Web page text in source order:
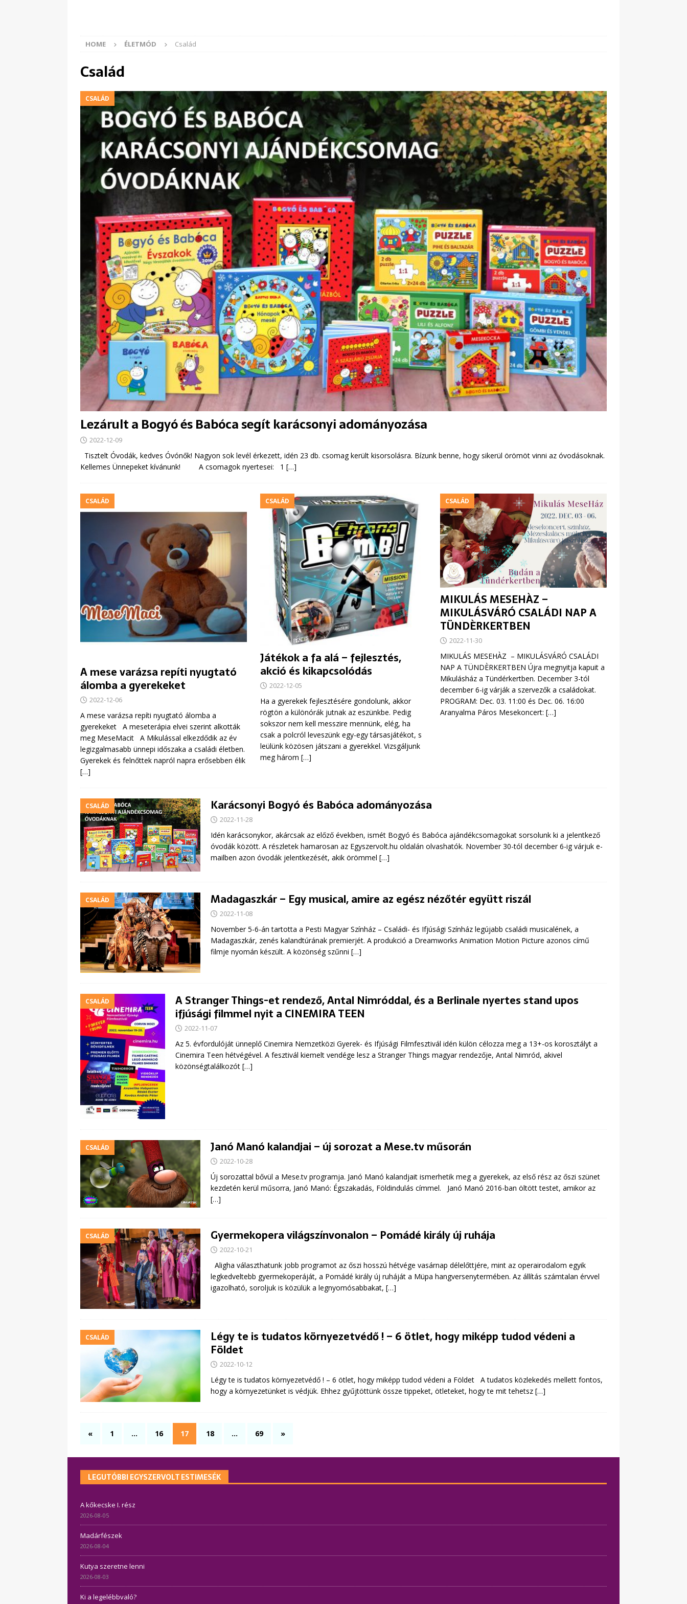
HOME ÉLETMÓD Család
Család
CSALÁD
Lezárult a Bogyó és Babóca segít karácsonyi adományozása
2022-12-09
Tisztelt Óvodák, kedves Óvónők! Nagyon sok levél érkezett, idén 23 db. csomag került kisorsolásra. Bízunk benne, hogy sikerül örömöt vinni az óvodásoknak.
Kellemes Ünnepeket kívánunk! A csomagok nyertesei: 1 […]
CSALÁD
A mese varázsa repíti nyugtató
álomba a gyerekeket
2022-12-06
A mese varázsa repíti nyugtató álomba a
gyerekeket A meseterápia elvei szerint alkották
meg MeseMacit A Mikulással elkezdődik az év
legizgalmasabb ünnepi időszaka a családi életben.
Gyerekek és felnőttek napról napra erősebben élik
[…]
CSALÁD
Játékok a fa alá – fejlesztés,
akció és kikapcsolódás
2022-12-05
Ha a gyerekek fejlesztésére gondolunk, akkor
rögtön a különórák jutnak az eszünkbe. Pedig
sokszor nem kell messzire mennünk, elég, ha
csak a polcról leveszünk egy-egy társasjátékot, s
leülünk közösen játszani a gyerekkel. Vizsgáljunk
meg három […]
CSALÁD
MIKULÁS MESEHÀZ –
MIKULÁSVÁRÓ CSALÁDI NAP A
TÜNDÈRKERTBEN
2022-11-30
MIKULÁS MESEHÀZ – MIKULÁSVÁRÓ CSALÁDI
NAP A TÜNDÈRKERTBEN Újra megnyitja kapuit a
Mikulásház a Tündérkertben. December 3-tól
december 6-ig várják a szervezők a családokat.
PROGRAM: Dec. 03. 11:00 és Dec. 06. 16:00
Aranyalma Páros Mesekoncert: […]
CSALÁD Karácsonyi Bogyó és Babóca adományozása
2022-11-28
Idén karácsonykor, akárcsak az előző években, ismét Bogyó és Babóca ajándékcsomagokat sorsolunk ki a jelentkező
óvodák között. A részletek hamarosan az Egyszervolt.hu oldalán olvashatók. November 30-tól december 6-ig várjuk e-
mailben azon óvodák jelentkezését, akik örömmel […]
CSALÁD Madagaszkár – Egy musical, amire az egész nézőtér együtt riszál
2022-11-08
November 5-6-án tartotta a Pesti Magyar Színház – Családi- és Ifjúsági Színház legújabb családi musicalének, a
Madagaszkár, zenés kalandtúrának premierjét. A produkció a Dreamworks Animation Motion Picture azonos című
filmje nyomán készült. A közönség szűnni […]
CSALÁD
A Stranger Things-et rendező, Antal Nimróddal, és a Berlinale nyertes stand upos
ifjúsági filmmel nyit a CINEMIRA TEEN
2022-11-07
Az 5. évfordulóját ünneplő Cinemira Nemzetközi Gyerek- és Ifjúsági Filmfesztivál idén külön célozza meg a 13+-os korosztályt a
Cinemira Teen hétvégével. A fesztivál kiemelt vendége lesz a Stranger Things magyar rendezője, Antal Nimród, akivel
közönségtalálkozót […]
CSALÁD Janó Manó kalandjai – új sorozat a Mese.tv műsorán
2022-10-28
Új sorozattal bővül a Mese.tv programja. Janó Manó kalandjait ismerhetik meg a gyerekek, az első rész az őszi szünet
kezdetén kerül műsorra, Janó Manó: Égszakadás, Földindulás címmel. Janó Manó 2016-ban öltött testet, amikor az
[…]
CSALÁD Gyermekopera világszínvonalon – Pomádé király új ruhája
2022-10-21
Aligha választhatunk jobb programot az őszi hosszú hétvége vasárnap délelőttjére, mint az operairodalom egyik
legkedveltebb gyermekoperáját, a Pomádé király új ruháját a Müpa hangversenytermében. Az állítás számtalan érvvel
igazolható, soroljuk is közülük a legnyomósabbakat, […]
CSALÁD
Légy te is tudatos környezetvédő ! – 6 ötlet, hogy miképp tudod védeni a
Földet
2022-10-12
Légy te is tudatos környezetvédő ! – 6 ötlet, hogy miképp tudod védeni a Földet A tudatos közlekedés mellett fontos,
hogy a környezetünket is védjük. Ehhez gyűjtöttünk össze tippeket, ötleteket, hogy te mit tehetsz […]
« 1 … 16 17 18 … 69 »
LEGUTÓBBI EGYSZERVOLT ESTIMESÉK
A kőkecske I. rész
2026-08-05
Madárfészek
2026-08-04
Kutya szeretne lenni
2026-08-03
Ki a legelébbvaló?